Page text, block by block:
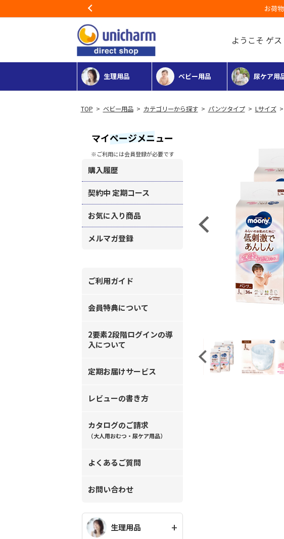
お荷
ようこそ ゲ
生理用品 ベビー用品 尿ケア用
> ベビー用品> カテゴリーから探す> パンツタイプ> Lサイズ>
マイページメニュー
※ご利用には会員登録が必要です
購入履歴
契約中 定期コース
お気に入り商品
メルマガ登録
ご利用ガイド
会員特典について
2要素2段階ログインの導
入について
定期お届けサービス
レビューの書き方
カタログのご請求
（大人用おむつ・尿ケア用品）
よくあるご質問
お問い合わせ
生理用品
Previous
Previous